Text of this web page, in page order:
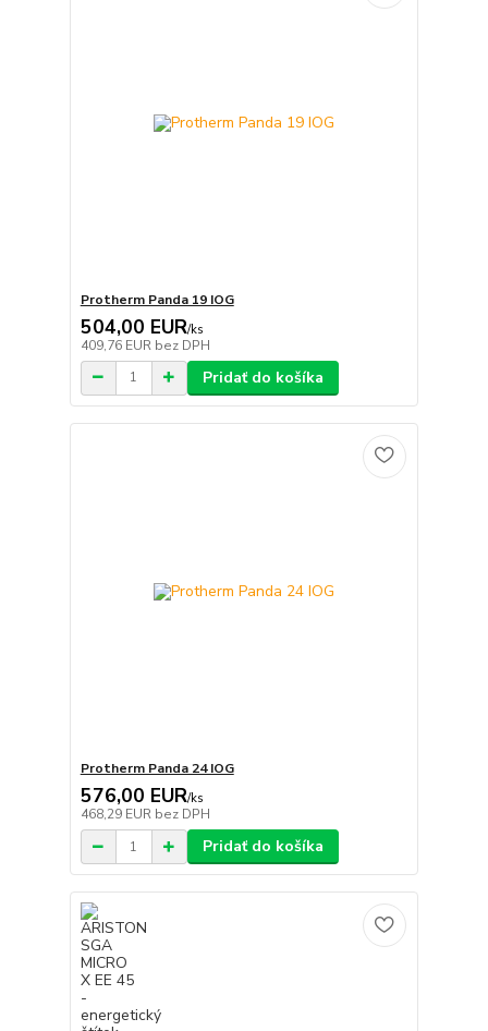
Protherm Panda 19 IOG
504,00 EUR/ks
409,76 EUR bez DPH
Pridať do košíka
Protherm Panda 24 IOG
576,00 EUR/ks
468,29 EUR bez DPH
Pridať do košíka